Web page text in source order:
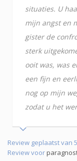
situaties. U
mijn angst en
gister de
sterk
ooit was, was
een fijn en
nog op mijn
zodat u het
Review geplaatst van 5
Review voor